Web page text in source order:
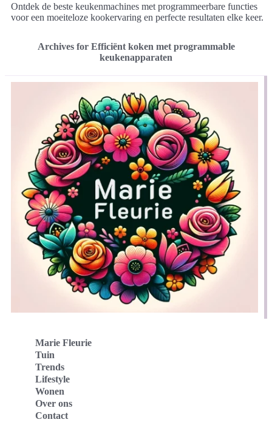
Ontdek de beste keukenmachines met programmeerbare functies
voor een moeiteloze kookervaring en perfecte resultaten elke keer.
Archives for Efficiënt koken met programmable
keukenapparaten
Marie Fleurie
Tuin
Trends
Lifestyle
Wonen
Over ons
Contact